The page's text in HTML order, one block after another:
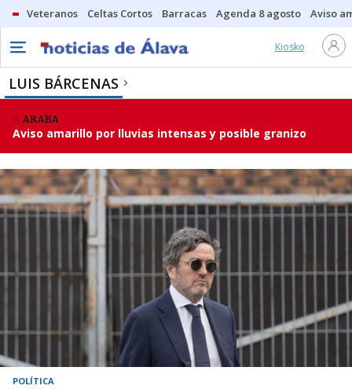
Veteranos Celtas Cortos Barracas Agenda 8 agosto Aviso
Kiosko
LUIS BÁRCENAS
ARABA
Aviso amarillo por lluvias intensas y posible granizo
POLÍTICA